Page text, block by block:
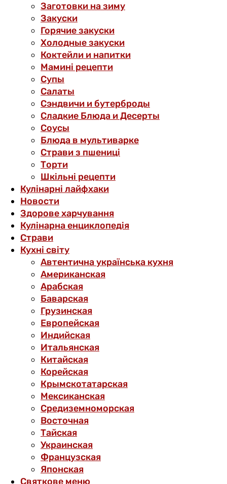
Заготовки на зиму
Закуски
Горячие закуски
Холодные закуски
Коктейли и напитки
Мамині рецепти
Супы
Салаты
Сэндвичи и бутерброды
Сладкие Блюда и Десерты
Соусы
Блюда в мультиварке
Страви з пшениці
Торти
Шкільні рецепти
Кулінарні лайфхаки
Новости
Здорове харчування
Кулінарна енциклопедія
Страви
Кухні світу
Автентична українська кухня
Американская
Арабская
Баварская
Грузинская
Европейская
Индийская
Итальянская
Китайская
Корейская
Крымскотатарская
Мексиканская
Средиземноморская
Восточная
Тайская
Украинская
Французская
Японская
Святкове меню